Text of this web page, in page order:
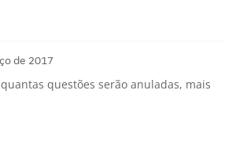
de 2017
questões serão anuladas, mais